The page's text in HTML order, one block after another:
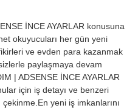
İNCE AYARLAR konusuna
okuyucuları her gün yeni
ve evden para kazanmak
paylaşmaya devam
| ADSENSE İNCE AYARLAR
için iş detayı ve benzeri
yeni iş imkanlarını